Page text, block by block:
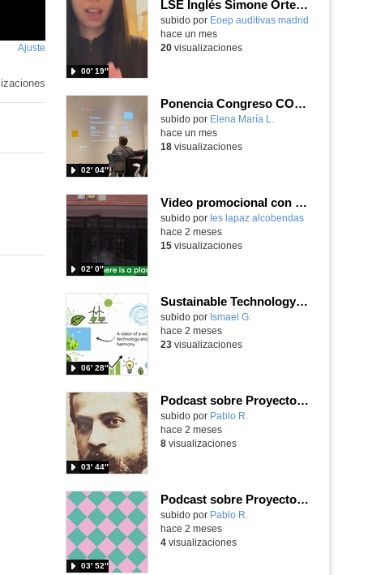
Ajuste
pantalla
LSE Inglés Simone Ortega
Contenido educativo.
subido por Eoep auditivas madrid
00′ 19″
hace un mes
20visualizaciones
Ponencia Congreso COCENFE 26.01.23
Contenido educativo.
subido por Elena María L.
02′ 04″
hace un mes
18visualizaciones
Video promocional con subtítulos en inglés
Contenido educativo.
subido por Ies lapaz alcobendas
02′ 0″
-
hace 2 meses
15visualizaciones
Sustainable Technology 3rd ESO
Contenido educativo.
subido por Ismael G.
06′ 28″
hace 2 meses
23visualizaciones
Podcast sobre Proyecto eTwinning Antoni Gaudí nº 8 (en castellano)
Contenido educativo.
subido por Pablo R.
03′ 44″
hace 2 meses
8visualizaciones
Podcast sobre Proyecto eTwinning Antoni Gaudí nº 7 (en castellano)
Contenido educativo.
subido por Pablo R.
03′ 52″
hace 2 meses
4visualizaciones